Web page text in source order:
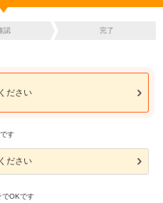
認 完了
ださい
す
ださい
でOKです